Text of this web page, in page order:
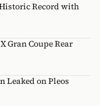
Record with
Gran Coupe Rear
Leaked on Pleos